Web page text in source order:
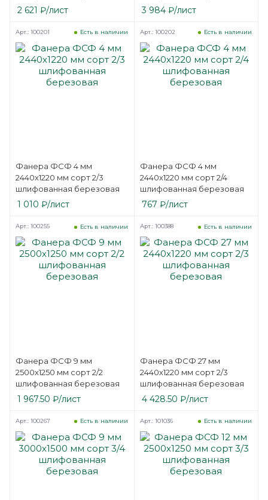
2 621 ₽/лист 3 984₽/лист
Фанера ФСФ 4 мм
2440х1220 мм сорт 2/3
шлифованная березовая
Есть в наличии
Арт.: 100201
1 010 ₽/лист
Фанера ФСФ 4 мм
2440х1220 мм сорт 2/4
шлифованная березовая
Есть в наличии
Арт.: 100202
767 ₽/лист
Фанера ФСФ 9 мм
2500х1250 мм сорт 2/2
шлифованная березовая
Есть в наличии
Арт.: 100255
1 967.50 ₽/лист
Фанера ФСФ 27 мм
2440х1220 мм сорт 2/3
шлифованная березовая
Есть в наличии
Арт.: 100388
4 428.50 ₽/лист
Есть в наличии
Арт.: 100267 Есть в наличии
Арт.: 101036